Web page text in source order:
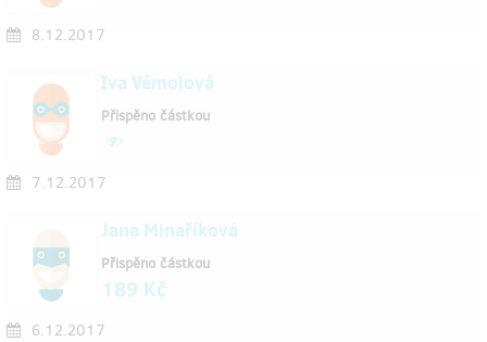
8.12.2017
Iva Vémolová
7.12.2017
Přispěno částkou
Jana Minaříková
6.12.2017
Přispěno částkou
189 Kč